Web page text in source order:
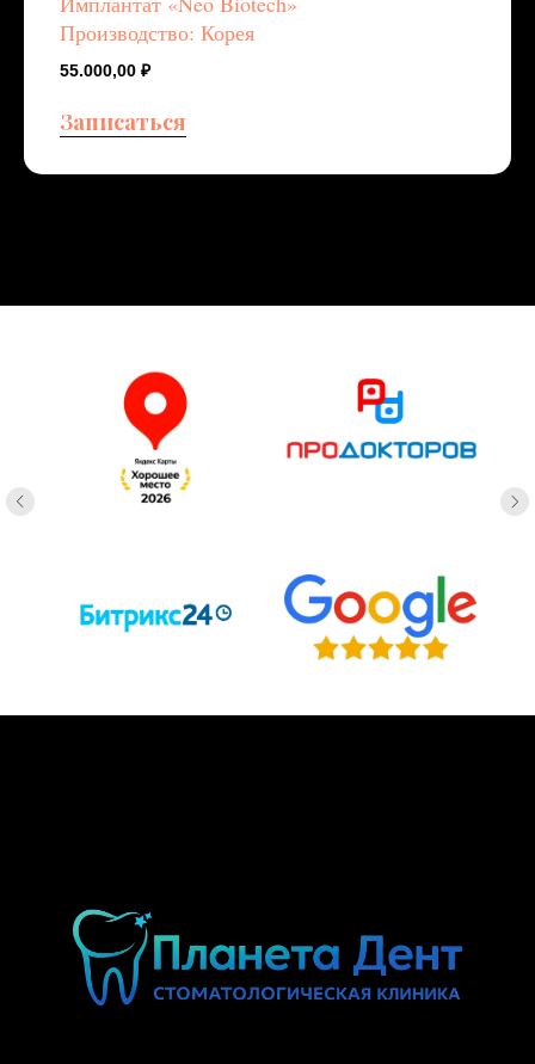
Производство: Корея
55.000,00 ₽
Записаться